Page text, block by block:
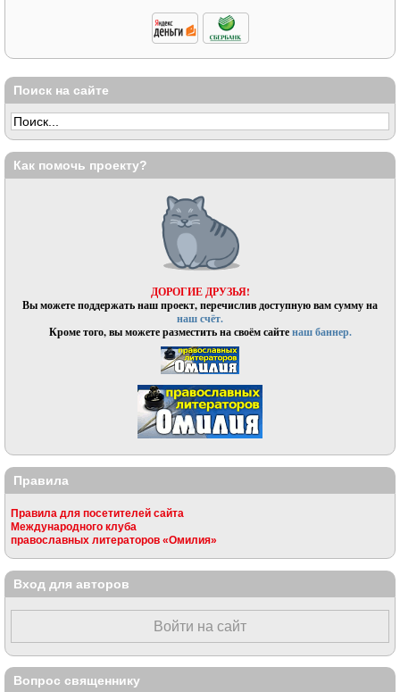
Поиск на сайте
Как помочь проекту?
ДОРОГИЕ ДРУЗЬЯ!
Вы можете поддержать наш проект, перечислив доступную вам сумму на
наш счёт.
Кроме того, вы можете разместить на своём сайтенаш баннер.
Правила
Правила для посетителей сайта
Международного клуба
православных литераторов «Омилия»
Вход для авторов
Войти на сайт
Вопрос священнику